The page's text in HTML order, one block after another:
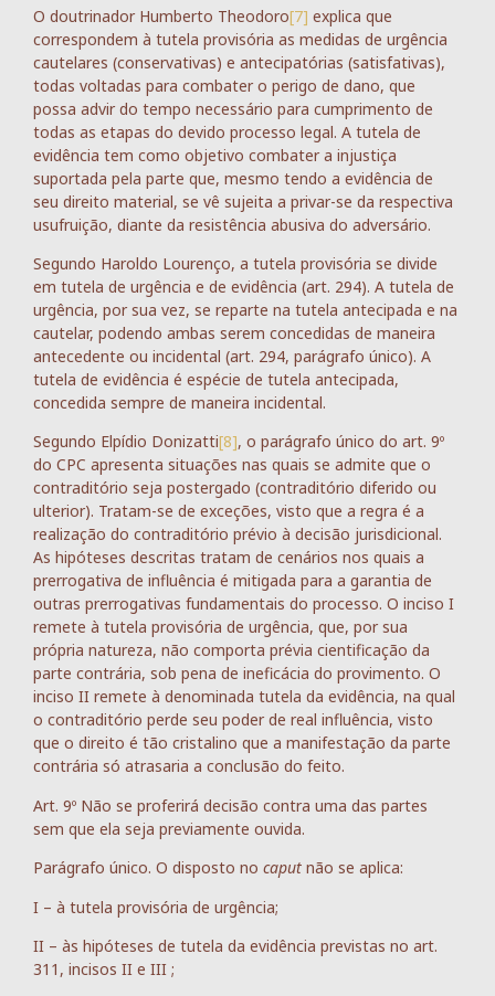
O doutrinador Humberto Theodoro[7] explica que
correspondem à tutela provisória as medidas de urgência
cautelares (conservativas) e antecipatórias (satisfativas),
todas voltadas para combater o perigo de dano, que
possa advir do tempo necessário para cumprimento de
todas as etapas do devido processo legal. A tutela de
evidência tem como objetivo combater a injustiça
suportada pela parte que, mesmo tendo a evidência de
seu direito material, se vê sujeita a privar-se da respectiva
usufruição, diante da resistência abusiva do adversário.
Segundo Haroldo Lourenço, a tutela provisória se divide
em tutela de urgência e de evidência (art. 294). A tutela de
urgência, por sua vez, se reparte na tutela antecipada e na
cautelar, podendo ambas serem concedidas de maneira
antecedente ou incidental (art. 294, parágrafo único). A
tutela de evidência é espécie de tutela antecipada,
concedida sempre de maneira incidental.
Segundo Elpídio Donizatti[8], o parágrafo único do art. 9º
do CPC apresenta situações nas quais se admite que o
contraditório seja postergado (contraditório diferido ou
ulterior). Tratam-se de exceções, visto que a regra é a
realização do contraditório prévio à decisão jurisdicional.
As hipóteses descritas tratam de cenários nos quais a
prerrogativa de influência é mitigada para a garantia de
outras prerrogativas fundamentais do processo. O inciso I
remete à tutela provisória de urgência, que, por sua
própria natureza, não comporta prévia cientificação da
parte contrária, sob pena de ineficácia do provimento. O
inciso II remete à denominada tutela da evidência, na qual
o contraditório perde seu poder de real influência, visto
que o direito é tão cristalino que a manifestação da parte
contrária só atrasaria a conclusão do feito.
Art. 9º Não se proferirá decisão contra uma das partes
sem que ela seja previamente ouvida.
Parágrafo único. O disposto no caput não se aplica:
I – à tutela provisória de urgência;
II – às hipóteses de tutela da evidência previstas no art.
311, incisos II e III ;